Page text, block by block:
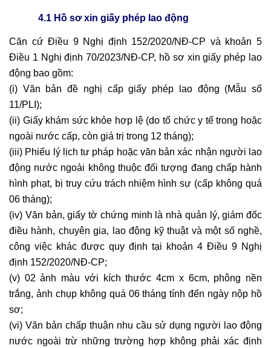
4.1 Hồ sơ xin giấy phép lao động
Căn cứ Điều 9 Nghị định 152/2020/NĐ-CP và khoản 5
Điều 1 Nghị định 70/2023/NĐ-CP, hồ sơ xin giấy phép lao
động bao gồm:
(i) Văn bản đề nghị cấp giấy phép lao động (Mẫu số
11/PLI);
(ii) Giấy khám sức khỏe hợp lệ (do tổ chức y tế trong hoặc
ngoài nước cấp, còn giá trị trong 12 tháng);
(iii) Phiếu lý lịch tư pháp hoặc văn bản xác nhận người lao
động nước ngoài không thuộc đối tượng đang chấp hành
hình phạt, bị truy cứu trách nhiệm hình sự (cấp không quá
06 tháng);
(iv) Văn bản, giấy tờ chứng minh là nhà quản lý, giám đốc
điều hành, chuyên gia, lao động kỹ thuật và một số nghề,
công việc khác được quy định tại khoản 4 Điều 9 Nghị
định 152/2020/NĐ-CP;
(v) 02 ảnh màu với kích thước 4cm x 6cm, phông nền
trắng, ảnh chụp không quá 06 tháng tính đến ngày nộp hồ
sơ;
(vi) Văn bản chấp thuận nhu cầu sử dụng người lao động
nước ngoài trừ những trường hợp không phải xác định